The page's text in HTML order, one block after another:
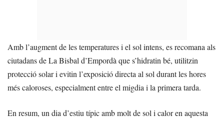
Amb l’augment de les temperatures i el sol intens, es recomana als
ciutadans de La Bisbal d’Empordà que s’hidratin bé, utilitzin
protecció solar i evitin l’exposició directa al sol durant les hores
més caloroses, especialment entre el migdia i la primera tarda.
En resum, un dia d’estiu típic amb molt de sol i calor en aquesta